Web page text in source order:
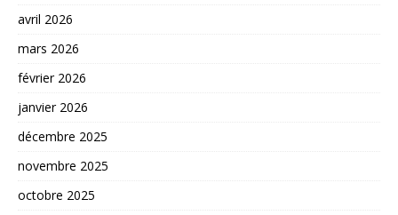
avril 2026
mars 2026
février 2026
janvier 2026
décembre 2025
novembre 2025
octobre 2025